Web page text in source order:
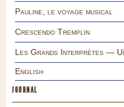
Pauline, le voyage musical
Crescendo Tremplin
Les Grands Interprètes —
English
JOURNAL